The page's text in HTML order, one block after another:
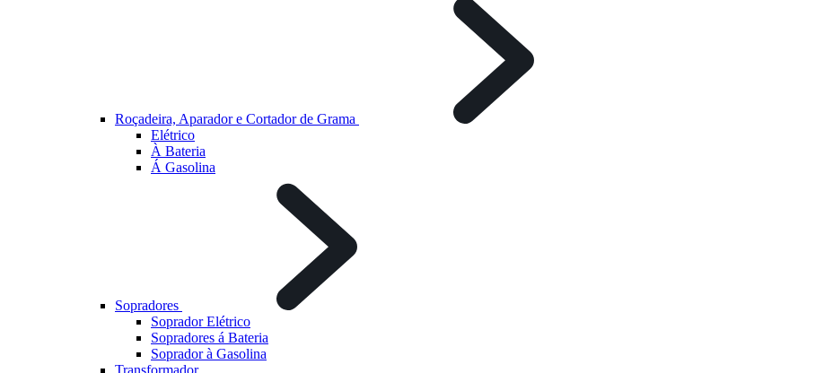
Roçadeira, Aparador e Cortador de Grama
Elétrico
À Bateria
Á Gasolina
Sopradores
Soprador Elétrico
Sopradores á Bateria
Soprador à Gasolina
Transformador